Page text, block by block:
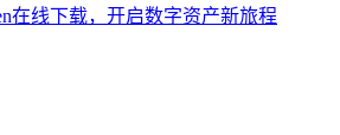
在线下载，开启数字资产新旅程